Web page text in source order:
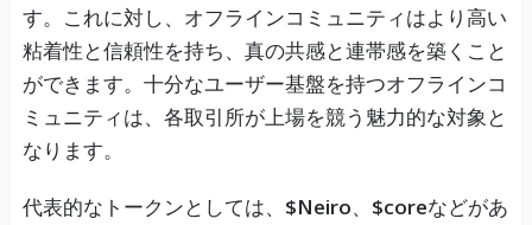
す。これに対し、オフラインコミュニティはより高い
粘着性と信頼性を持ち、真の共感と連帯感を築くこと
ができます。十分なユーザー基盤を持つオフラインコ
ミュニティは、各取引所が上場を競う魅力的な対象と
なります。
代表的なトークンとしては、 $Neiro、 $coreなどがあ